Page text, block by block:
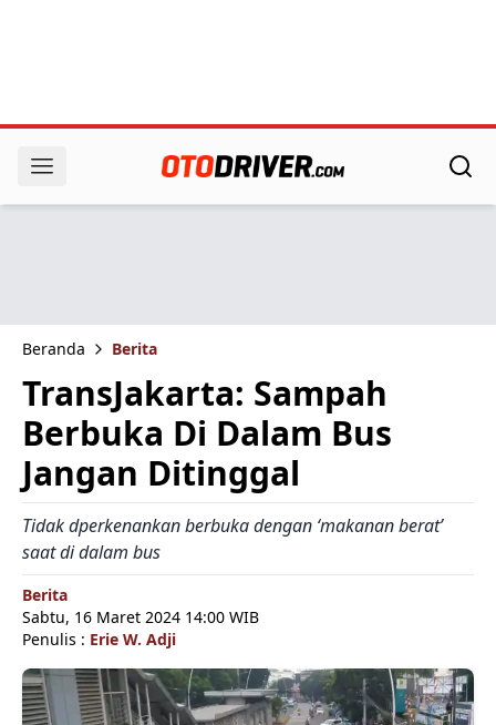
Beranda Berita
TransJakarta: Sampah
Berbuka Di Dalam Bus
Jangan Ditinggal
Tidak dperkenankan berbuka dengan ‘makanan berat’
saat di dalam bus
Berita
Sabtu, 16 Maret 2024 14:00 WIB
Penulis : Erie W. Adji